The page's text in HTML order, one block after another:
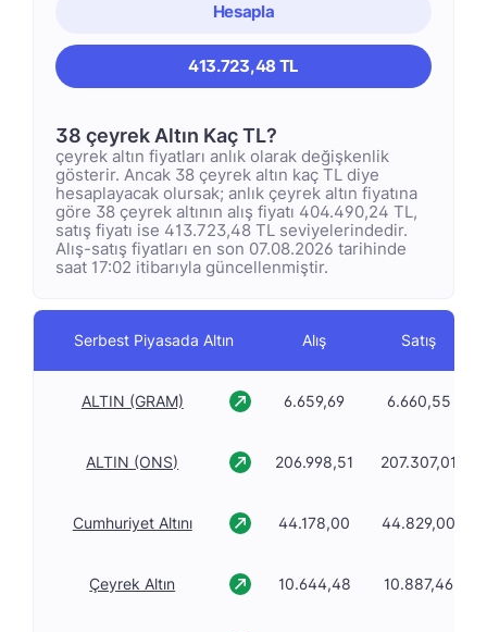
Hesapla
413.723,48 TL
38 çeyrek Altın Kaç TL?
çeyrek altın fiyatları anlık olarak değişkenlik
gösterir. Ancak 38 çeyrek altın kaç TL diye
hesaplayacak olursak; anlık çeyrek altın fiyatına
göre 38 çeyrek altının alış fiyatı 404.490,24 TL,
satış fiyatı ise 413.723,48 TL seviyelerindedir.
Alış-satış fiyatları en son 07.08.2026 tarihinde
saat 17:02 itibarıyla güncellenmiştir.
Serbest Piyasada Altın Alış Satış
ALTIN (GRAM) 6.659,69 6.660,55
ALTIN (ONS) 206.998,51 207.307,01
Cumhuriyet Altını 44.178,00 44.829,00
Çeyrek Altın 10.644,48 10.887,46